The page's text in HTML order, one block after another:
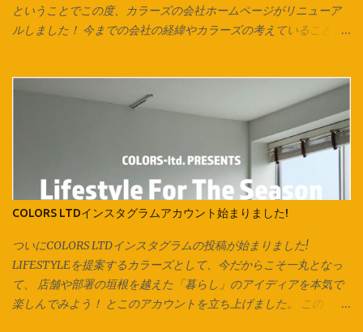
り、更につなげていきます。 今回は紐通しの代わりに安全ピンを
使用しています。 他にも通し穴の大きさ次第ではヘアピンやボー
は各店スタッフまで。 オリジナル商品は Instagram でもお楽
しみ頂けます。 Facebook でも商品情報を発信いたしておりま
す。 併せてお楽しみください♪ 新しくカラーズカタログが出来ま
した‼ 各店の商品はこちらからCHECK → Colors Catalog
ということでこの度、カラーズの会社ホームページがリニューア
ルしました！ 今までの会社の経緯やカラーズの考えていること、
は、随時更新されていきますので、チェックしてみてください♪
様々な事が急速に変化していくこんな時代だからこそ、 継続的に
カラーズとしての思いや熱量を伝える事を もっと大切にしていき
たいと思っています。 会社としての動きをホームページ上でも感
じてもらうことで、 今まで以上にどんどん輪が拡がっていくよう
な、 そんなきっかけのひとつになることを願って。 「絵は、口ほ
どにものをいう」をコンセプトにした社長のブログも、 今までに
ーツや、 デザインに込められた想いなども綴られています。 詳し
くは、最新号のGO ROUNDの「最近注目していること」のコーナ
ーをご覧ください♪ カラーズ会社ホームページはコチラ↓↓↓
https://colorstown.co.jp/ 改めてよろしくお願い致します。 ご相
COLORS LTDインスタグラムアカウント始まりました!
ついにCOLORS LTDインスタグラムの投稿が始まりました!
LIFESTYLEを提案するカラーズとして、今だからこそ一丸となっ
て、 店舗や部署の垣根を越えた「暮らし」のアイディアを本気で
楽しんでみよう！ とこのアカウントを立ち上げました。 この